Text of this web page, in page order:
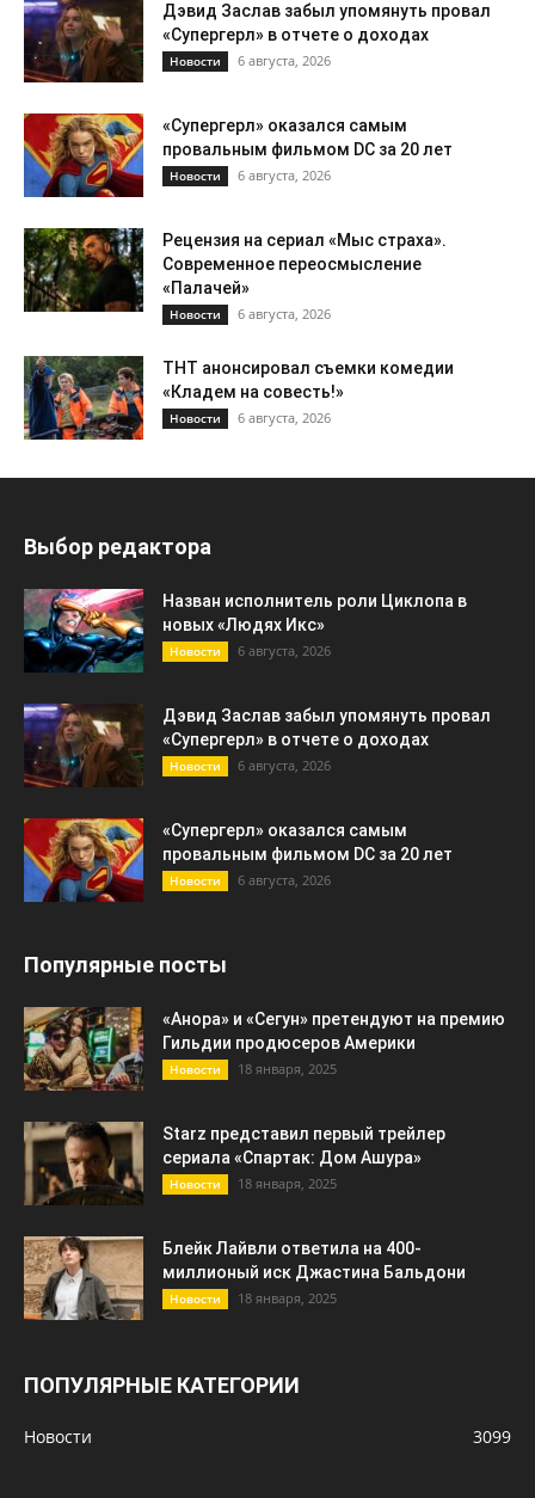
Дэвид Заслав забыл упомянуть провал
«Супергерл» в отчете о доходах
Новости 6 августа, 2026
«Супергерл» оказался самым
провальным фильмом DC за 20 лет
Новости 6 августа, 2026
Рецензия на сериал «Мыс страха».
Современное переосмысление
«Палачей»
Новости 6 августа, 2026
ТНТ анонсировал съемки комедии
«Кладем на совесть!»
Новости 6 августа, 2026
Выбор редактора
Назван исполнитель роли Циклопа в
новых «Людях Икс»
Новости 6 августа, 2026
Дэвид Заслав забыл упомянуть провал
«Супергерл» в отчете о доходах
Новости 6 августа, 2026
«Супергерл» оказался самым
провальным фильмом DC за 20 лет
Новости 6 августа, 2026
Популярные посты
«Анора» и «Сегун» претендуют на премию
Гильдии продюсеров Америки
Новости 18 января, 2025
Starz представил первый трейлер
сериала «Спартак: Дом Ашура»
Новости 18 января, 2025
Блейк Лайвли ответила на 400-
миллионый иск Джастина Бальдони
Новости 18 января, 2025
ПОПУЛЯРНЫЕ КАТЕГОРИИ
Новости 3099